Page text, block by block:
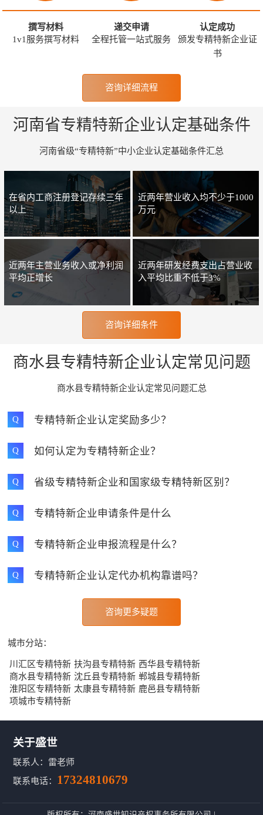
撰写材料
1v1服务撰写材料
递交申请
全程托管一站式服务
认定成功
颁发专精特新企业证
书
咨询详细流程
河南省专精特新企业认定基础条件
河南省级“专精特新”中小企业认定基础条件汇总
在省内工商注册登记存续三年
以上
近两年营业收入均不少于1000
万元
近两年主营业务收入或净利润
平均正增长
近两年研发经费支出占营业收
入平均比重不低于3%
咨询详细条件
商水县专精特新企业认定常见问题
商水县专精特新企业认定常见问题汇总
Q 专精特新企业认定奖励多少？
Q 如何认定为专精特新企业？
Q 省级专精特新企业和国家级专精特新区别？
Q 专精特新企业申请条件是什么
Q 专精特新企业申报流程是什么？
Q 专精特新企业认定代办机构靠谱吗？
咨询更多疑题
城市分站：
川汇区专精特新 扶沟县专精特新 西华县专精特新
商水县专精特新 沈丘县专精特新 郸城县专精特新
淮阳区专精特新 太康县专精特新 鹿邑县专精特新
项城市专精特新
关于盛世
联系人：雷老师
联系电话： 17324810679